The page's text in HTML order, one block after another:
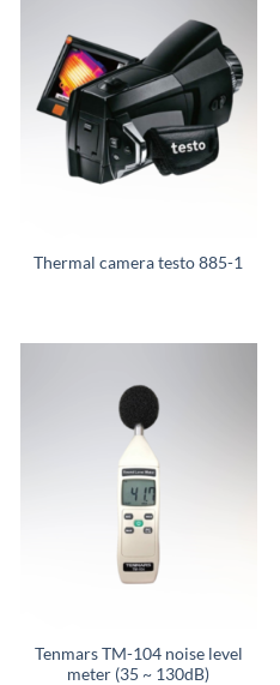
Thermal camera testo 885-1
Tenmars TM-104 noise level
meter (35 ~ 130dB)